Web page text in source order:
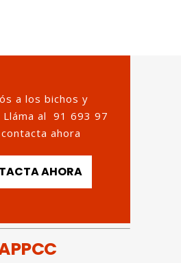
a los bichos y
al 91 693 97
ahora
AHORA